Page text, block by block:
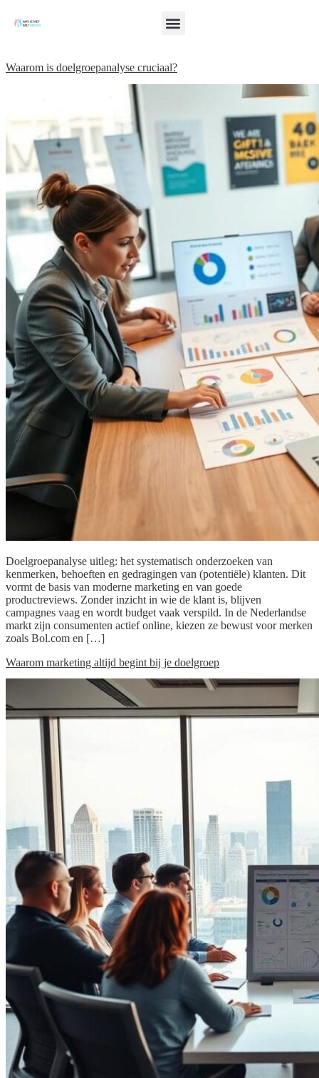
Waarom is doelgroepanalyse cruciaal?
Doelgroepanalyse uitleg: het systematisch onderzoeken van
kenmerken, behoeften en gedragingen van (potentiële) klanten. Dit
vormt de basis van moderne marketing en van goede
productreviews. Zonder inzicht in wie de klant is, blijven
campagnes vaag en wordt budget vaak verspild. In de Nederlandse
markt zijn consumenten actief online, kiezen ze bewust voor merken
zoals Bol.com en […]
Waarom marketing altijd begint bij je doelgroep